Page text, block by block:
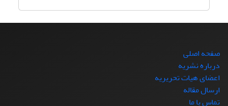
صفحه اصلی
درباره نشریه
اعضای هیات تحریریه
ارسال مقاله
تماس با ما